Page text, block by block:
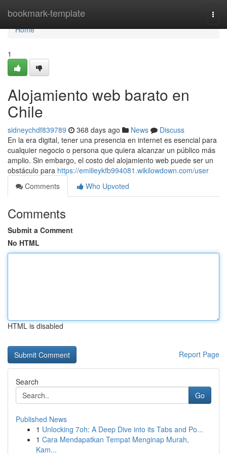
bookmark-template
Home
Home
1
Alojamiento web barato en
Chile
sidneychdf839789 368 days ago News
Discuss
En la era digital, tener una presencia en internet es esencial para
cualquier negocio o persona que quiera alcanzar un público más
amplio. Sin embargo, el costo del alojamiento web puede ser un
obstáculo para https://emilieykfb994081.wikilowdown.com/user
Comments
Who Upvoted
Comments
Submit a Comment
No HTML
HTML is disabled
Report Page
Search
Go
Published News
1 Unlocking 7oh: A Deep Dive into its Tabs and Po...
1 Cara Mendapatkan Tempat Menginap Murah,
Kam...